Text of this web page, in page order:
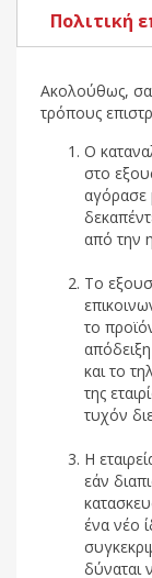
Πολιτική
Ακολούθως,
τρόπους
Ο
στο
αγόρασε
από την
Το
το
και το
της
τυχόν
Η
εάν
ένα νέο
δύναται